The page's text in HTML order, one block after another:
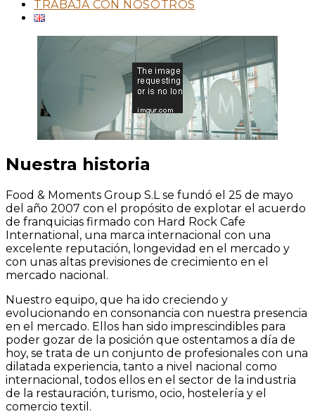
TRABAJA CON NOSOTROS
Nuestra historia
Food & Moments Group S.L se fundó el 25 de mayo
del año 2007 con el propósito de explotar el acuerdo
de franquicias firmado con Hard Rock Cafe
International, una marca internacional con una
excelente reputación, longevidad en el mercado y
con unas altas previsiones de crecimiento en el
mercado nacional.
Nuestro equipo, que ha ido creciendo y
evolucionando en consonancia con nuestra presencia
en el mercado. Ellos han sido imprescindibles para
poder gozar de la posición que ostentamos a día de
hoy, se trata de un conjunto de profesionales con una
dilatada experiencia, tanto a nivel nacional como
internacional, todos ellos en el sector de la industria
de la restauración, turismo, ocio, hostelería y el
comercio textil.